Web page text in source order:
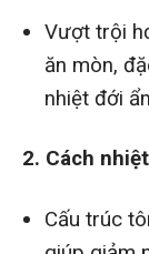
Vượt trội
ăn mòn,
nhiệt đới
2. Cách
Cấu trúc